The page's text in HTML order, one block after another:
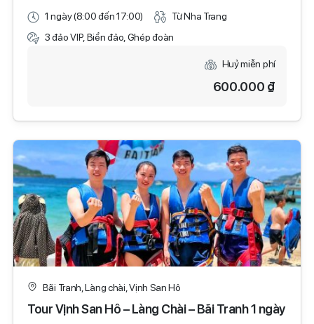
1 ngày (8:00 đến 17:00)
Từ Nha Trang
3 đảo VIP, Biển đảo, Ghép đoàn
Huỷ miễn phí
600.000 ₫
Bãi Tranh, Làng chài, Vịnh San Hô
Tour Vịnh San Hô – Làng Chài – Bãi Tranh 1 ngày